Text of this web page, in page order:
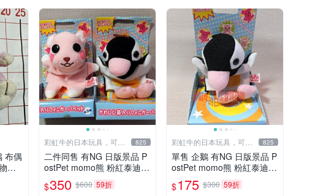
布偶
系
紅
彩虹牛的日本玩具，可7
取付
825
二件同售 有NG 日版景品 P
ostPet momo熊 粉紅泰迪熊
妹妹 comomo 企鵝 娃娃 布
偶 手指頭 娃娃
$350 $600 59折
彩虹牛的日本玩具，可7
取付
825
單售 企鵝 有NG 日版景品 P
ostPet momo熊 粉紅泰迪熊
娃娃 布偶 手指頭 娃娃
$175 $300 59折